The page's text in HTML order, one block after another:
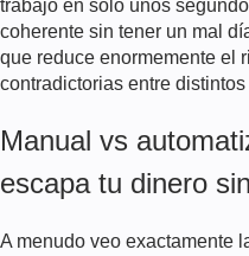
trabajo en sólo unos
coherente sin tener un mal
que reduce enormemente el
contradictorias entre
Manual vs
escapa tu dinero
A menudo veo exactamente